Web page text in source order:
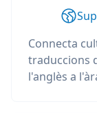
Connecta
traduccions
l'anglès a